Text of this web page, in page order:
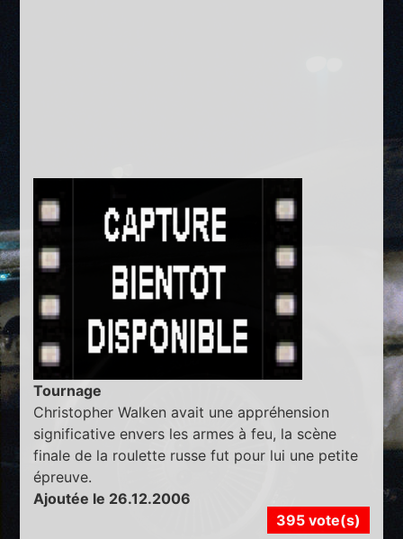
Tournage
Christopher Walken avait une appréhension
significative envers les armes à feu, la scène
finale de la roulette russe fut pour lui une petite
épreuve.
Ajoutée le 26.12.2006
395 vote(s)